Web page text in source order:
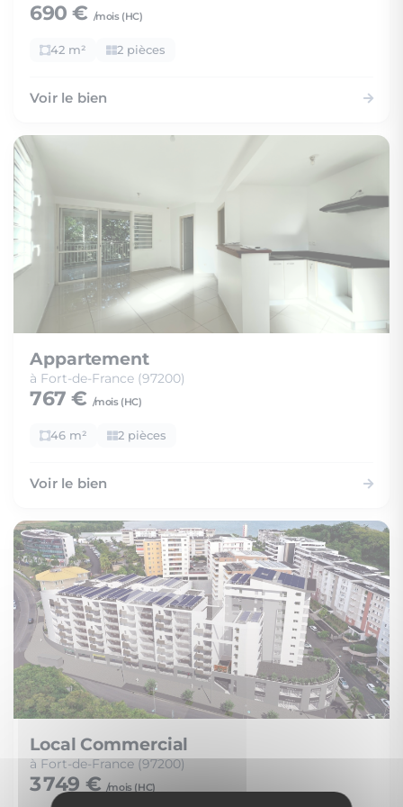
690 € /mois (HC)
42 m² 2 pièces
Voir le bien
Appartement
à Fort-de-France (97200)
767 € /mois (HC)
46 m² 2 pièces
Voir le bien
Local Commercial
à Fort-de-France (97200)
3 749 € /mois (HC)